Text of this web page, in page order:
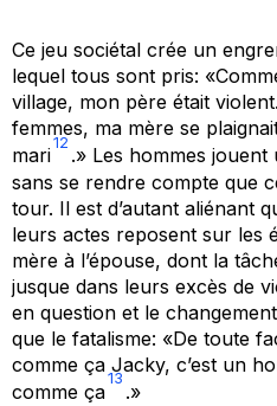
Ce jeu sociétal crée un
lequel tous sont pris:
village, mon père était
femmes, ma mère se
mari
12
.» Les hommes jouent
sans se rendre compte que
tour. Il est d’autant aliénant
leurs actes reposent sur les
mère à l’épouse, dont la
jusque dans leurs excès de
en question et le
que le fatalisme: «De toute
comme ça Jacky, c’est un
comme ça
13
.»